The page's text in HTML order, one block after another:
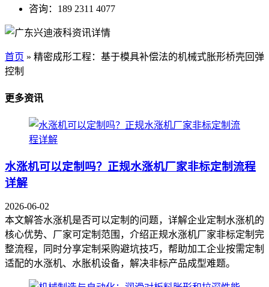
咨询：189 2311 4077
首页 » 精密成形工程：基于模具补偿法的机械式胀形桥壳回弹
控制
更多资讯
水涨机可以定制吗？正规水涨机厂家非标定制流程
详解
2026-06-02
本文解答水涨机是否可以定制的问题，详解企业定制水涨机的
核心优势、厂家可定制范围，介绍正规水涨机厂家非标定制完
整流程，同时分享定制采购避坑技巧，帮助加工企业按需定制
适配的水涨机、水胀机设备，解决非标产品成型难题。